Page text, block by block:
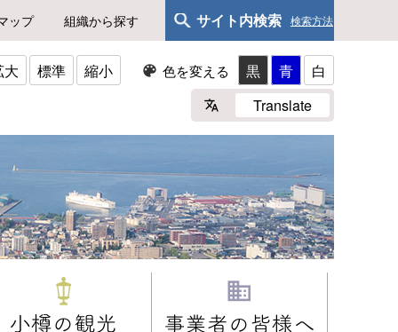
ップ 組織から探す サイト内検索 検索方法
大 標準 縮小 色を変える 黒 青
白
Translate